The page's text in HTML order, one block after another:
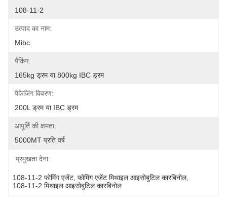
108-11-2
उत्पाद का नाम:
Mibc
पैकिंग:
165kg ड्रम या 800kg IBC ड्रम
पैकेजिंग विवरण:
200L ड्रम या IBC ड्रम
आपूर्ति की क्षमता:
5000MT प्रति वर्ष
प्रमुखता देना:
108-11-2 फोमिंग एजेंट फोमिंग एजेंट मिथाइल आइसोबुटिल कारबिनोल,
108-11-2 मिथाइल आइसोबुटिल कारबिनोल